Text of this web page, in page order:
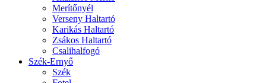
Merítőnyél
Verseny Haltartó
Karikás Haltartó
Zsákos Haltartó
Csalihalfogó
Szék-Ernyő
Szék